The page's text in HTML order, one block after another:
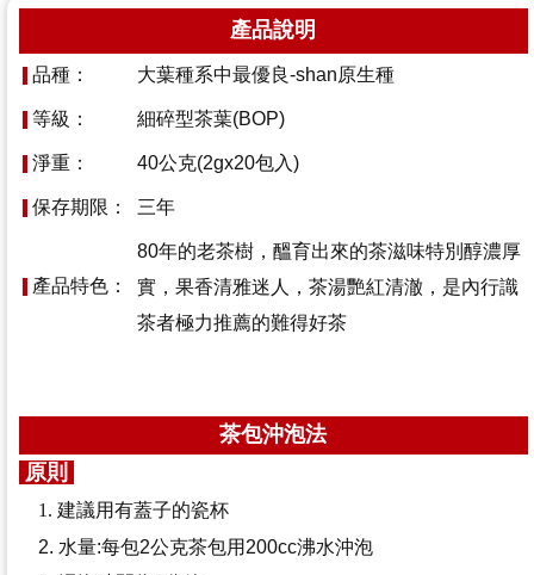
產品說明
品種： 大葉種系中最優良-shan原生種
等級： 細碎型茶葉(BOP)
淨重： 40公克(2gx20包入)
保存期限： 三年
產品特色：
80年的老茶樹，醞育出來的茶滋味特別醇濃厚
實，果香清雅迷人，茶湯艷紅清澈，是內行識
茶者極力推薦的難得好茶
茶包沖泡法
原則
1. 建議用有蓋子的瓷杯
2. 水量:每包2公克茶包用200cc沸水沖泡